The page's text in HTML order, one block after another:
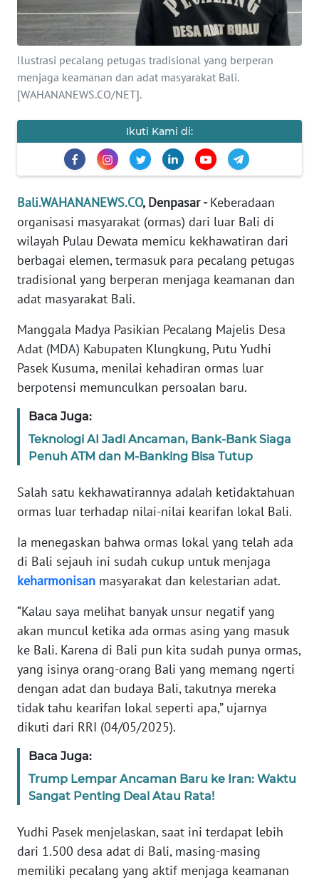
Ilustrasi pecalang petugas tradisional yang berperan
menjaga keamanan dan adat masyarakat Bali.
[WAHANANEWS.CO/NET].
Ikuti Kami di:
Bali.WAHANANEWS.CO, Denpasar -Keberadaan
organisasi masyarakat (ormas) dari luar Bali di
wilayah Pulau Dewata memicu kekhawatiran dari
berbagai elemen, termasuk para pecalang petugas
tradisional yang berperan menjaga keamanan dan
adat masyarakat Bali.
Manggala Madya Pasikian Pecalang Majelis Desa
Adat (MDA) Kabupaten Klungkung, Putu Yudhi
Pasek Kusuma, menilai kehadiran ormas luar
berpotensi memunculkan persoalan baru.
Baca Juga:
Teknologi AI Jadi Ancaman, Bank-Bank Siaga
Penuh ATM dan M-Banking Bisa Tutup
Salah satu kekhawatirannya adalah ketidaktahuan
ormas luar terhadap nilai-nilai kearifan lokal Bali.
Ia menegaskan bahwa ormas lokal yang telah ada
di Bali sejauh ini sudah cukup untuk menjaga
keharmonisan masyarakat dan kelestarian adat.
“Kalau saya melihat banyak unsur negatif yang
akan muncul ketika ada ormas asing yang masuk
ke Bali. Karena di Bali pun kita sudah punya ormas,
yang isinya orang-orang Bali yang memang ngerti
dengan adat dan budaya Bali, takutnya mereka
tidak tahu kearifan lokal seperti apa,” ujarnya
dikuti dari RRI (04/05/2025).
Baca Juga:
Trump Lempar Ancaman Baru ke Iran: Waktu
Sangat Penting Deal Atau Rata!
Yudhi Pasek menjelaskan, saat ini terdapat lebih
dari 1.500 desa adat di Bali, masing-masing
memiliki pecalang yang aktif menjaga keamanan
KONTAK
KAMI
INFO
IKLAN
KAMI
MEDIA
REDAKSI
DISCLAIMER
Wahana
Regional
SUMUT
JAKARTA
JABAR
WN
WN
NTT
WN
KEPRI
PAPUA
WN
BARAT
WN